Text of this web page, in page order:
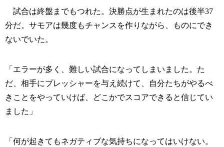
試合は終盤までもつれた。決勝点が生まれたのは後半37
分だ。サモアは幾度もチャンスを作りながら、ものにでき
ないでいた。
「エラーが多く、難しい試合になってしまいました。た
だ、相手にプレッシャーを与え続けて、自分たちがやるべ
きことをやっていけば、どこかでスコアできると信じてい
ました」
「何が起きてもネガティブな気持ちになってはいけない。